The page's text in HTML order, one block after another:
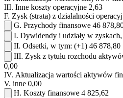
III. Inne koszty operacyjne 2,63
F. Zysk (strata) z działalności
G. Przychody finansowe 46
I. Dywidendy i udziały w
II. Odsetki, w tym: (+1) 46 878,80
III. Zysk z tytułu rozchodu
0,00
IV. Aktualizacja wartości aktywów
V. inne 0,00
H. Koszty finansowe 4 825,62